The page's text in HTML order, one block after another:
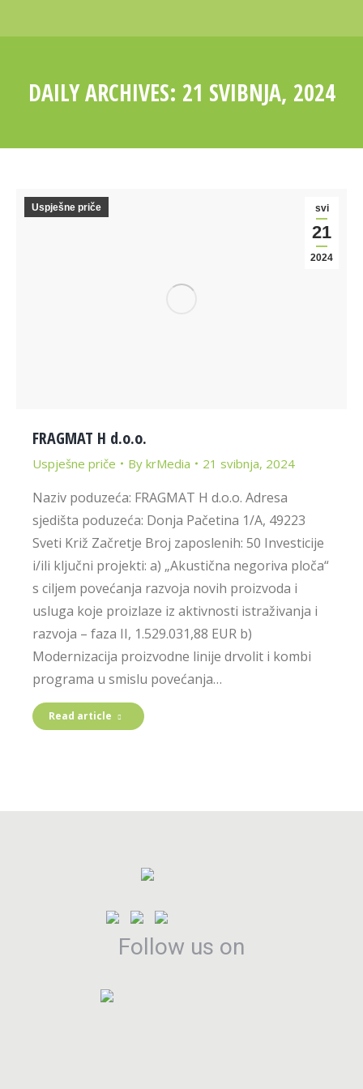
DAILY ARCHIVES: 21 SVIBNJA, 2024
svi
21
2024
Uspješne priče
FRAGMAT H d.o.o.
Uspješne priče By krMedia 21 svibnja, 2024
Naziv poduzeća: FRAGMAT H d.o.o. Adresa
sjedišta poduzeća: Donja Pačetina 1/A, 49223
Sveti Križ Začretje Broj zaposlenih: 50 Investicije
i/ili ključni projekti: a) „Akustična negoriva ploča“
s ciljem povećanja razvoja novih proizvoda i
usluga koje proizlaze iz aktivnosti istraživanja i
razvoja – faza II, 1.529.031,88 EUR b)
Modernizacija proizvodne linije drvolit i kombi
programa u smislu povećanja…
Read article
Follow us on